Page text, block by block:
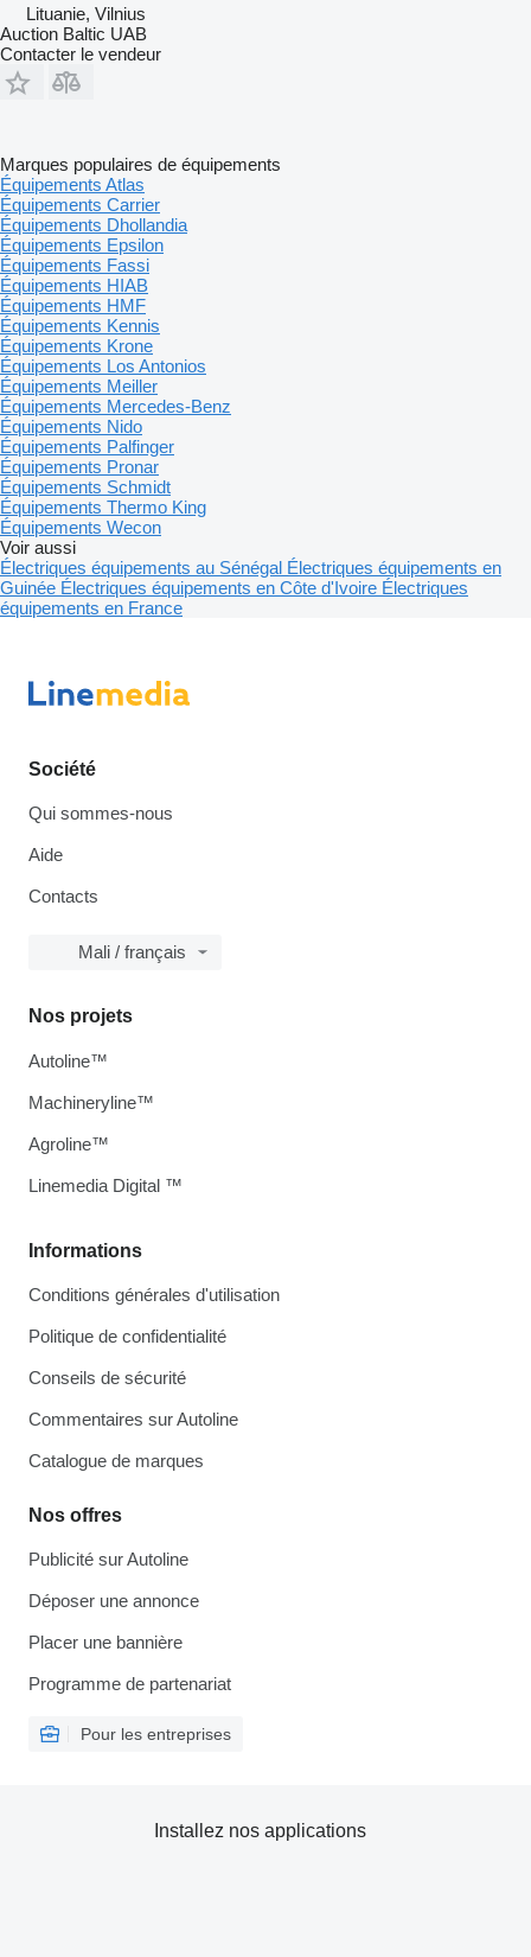
Lituanie, Vilnius
Auction Baltic UAB
Contacter le vendeur
Marques populaires de équipements
Équipements Atlas
Équipements Carrier
Équipements Dhollandia
Équipements Epsilon
Équipements Fassi
Équipements HIAB
Équipements HMF
Équipements Kennis
Équipements Krone
Équipements Los Antonios
Équipements Meiller
Équipements Mercedes-Benz
Équipements Nido
Équipements Palfinger
Équipements Pronar
Équipements Schmidt
Équipements Thermo King
Équipements Wecon
Voir aussi
Électriques équipements au Sénégal Électriques équipements en
Guinée Électriques équipements en Côte d'Ivoire Électriques
équipements en France
Société
Qui sommes-nous
Aide
Contacts
Mali / français
Informations
Conditions générales d'utilisation
Politique de confidentialité
Conseils de sécurité
Commentaires sur Autoline
Catalogue de marques
Nos offres
Publicité sur Autoline
Déposer une annonce
Placer une bannière
Programme de partenariat
Pour les entreprises
Nos projets
Autoline™
Machineryline™
Agroline™
Linemedia Digital ™
Installez nos applications